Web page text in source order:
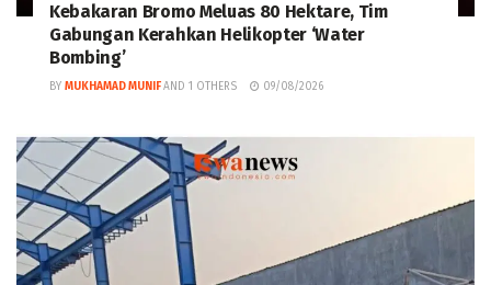
Kebakaran Bromo Meluas 80 Hektare, Tim
Gabungan Kerahkan Helikopter ‘Water
Bombing’
BY MUKHAMAD MUNIF AND 1 OTHERS 09/08/2026